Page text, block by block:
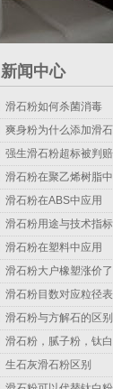
新闻中心
滑石粉如何杀菌消毒
爽身粉为什么添加滑
强生滑石粉超标被判
滑石粉在聚乙烯树脂
滑石粉在ABS中应用
滑石粉用途与技术指标
滑石粉在塑料中应用
滑石粉大户橡塑涨价了
滑石粉目数对应粒径表
滑石粉与方解石的区别
滑石粉，腻子粉，钛
生石灰滑石粉区别